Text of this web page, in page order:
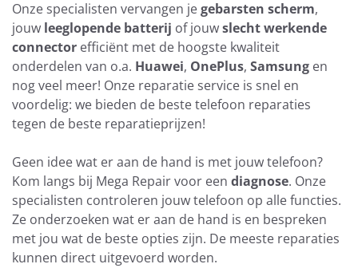
Onze specialisten vervangen jegebarsten scherm,
jouw leeglopende batterij of jouwslecht werkende
connector efficiënt met de hoogste kwaliteit
onderdelen van o.a. Huawei, OnePlus, Samsung en
nog veel meer! Onze reparatie service is snel en
voordelig: we bieden de beste telefoon reparaties
tegen de beste reparatieprijzen!
Geen idee wat er aan de hand is met jouw telefoon?
Kom langs bij Mega Repair voor een diagnose. Onze
specialisten controleren jouw telefoon op alle functies.
Ze onderzoeken wat er aan de hand is en bespreken
met jou wat de beste opties zijn. De meeste reparaties
kunnen direct uitgevoerd worden.